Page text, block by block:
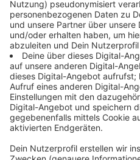
planungsgespräche
statt. In der Eifelklinik St.
finden
strengeren
Routineuntersuchungen
Frauen aber ohne
Geburt dürfen die Väter
danach dürfen sie einmal
zu Besuch kommen.
Veröffentlicht: Freitag,